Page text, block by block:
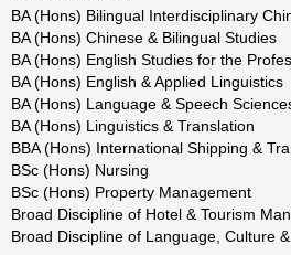
BA (Hons) Bilingual Interdisciplinary
BA (Hons) Chinese & Bilingual Studies
BA (Hons) English Studies for the
BA (Hons) English & Applied Linguistics
BA (Hons) Language & Speech
BA (Hons) Linguistics & Translation
BBA (Hons) International Shipping &
BSc (Hons) Nursing
BSc (Hons) Property Management
Broad Discipline of Hotel & Tourism
Broad Discipline of Language, Culture